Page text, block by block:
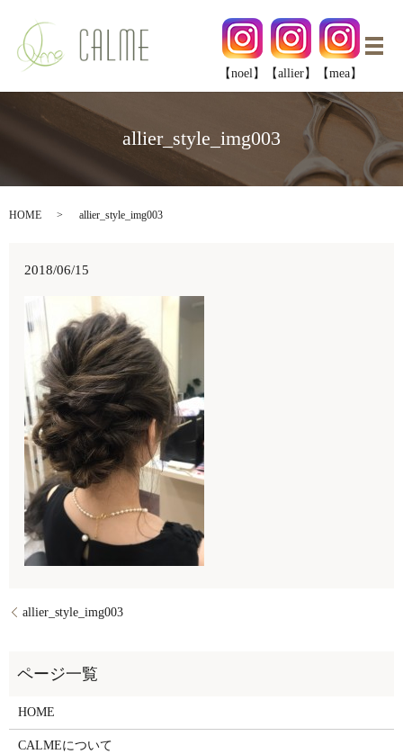
メ
【noel】
【allier】 【mea】
allier_style_img003
HOME allier_style_img003
2018/06/15
allier_style_img003
HOME
CALMEについて